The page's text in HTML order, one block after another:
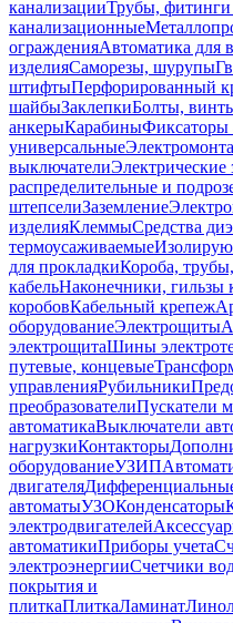
канализацииТрубы, фитинги
канализационные
огражденияАвтоматика для
изделияСаморезы, шурупы
штифтыПерфорированный
шайбыЗаклепкиБолты,
анкерыКарабиныФиксаторы
универсальные
выключателиЭлектрические
распределительные и
штепселиЗаземление
изделияКлеммыСредства
термоусаживаемые
для прокладкиКороба,
кабельНаконечники, гильзы
коробовКабельный крепеж
оборудованиеЭлектрощиты
электрощитаШины
путевые, концевые
управленияРубильники
преобразователиПускатели
автоматикаВыключатели
нагрузкиКонтакторы
оборудованиеУЗИП
двигателя
автоматыУЗОКонденсаторы
электродвигателей
автоматикиПриборы учета
электроэнергииСчетчики
покрытия и
плиткаПлиткаЛаминат